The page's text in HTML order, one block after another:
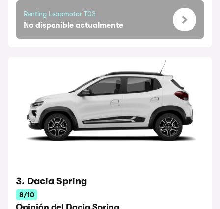
Renting Leapmotor T03
No disponible actualmente
3. Dacia Spring
8/10
Opinión del Dacia Spring